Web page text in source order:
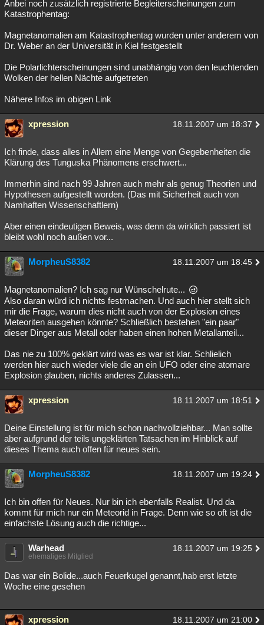
Anbei noch zusätzlich registrierte Begleiterscheinungen zum
Katastrophentag:
Magnetanomalien am Katastrophentag wurden unter anderem von
Dr. Weber an der Universität in Kiel festgestellt
Die Polarlichterscheinungen sind unabhängig von den leuchtenden
Wolken der hellen Nächte aufgetreten
Nähere Infos im obigen Link
xpression 18.11.2007 um 18:37
Ich finde, dass alles in Allem eine Menge von Gegebenheiten die
Klärung des Tunguska Phänomens erschwert...
Immerhin sind nach 99 Jahren auch mehr als genug Theorien und
Hypothesen aufgestellt worden. (Das mit Sicherheit auch von
Namhaften Wissenschaftlern)
Aber einen eindeutigen Beweis, was denn da wirklich passiert ist
bleibt wohl noch außen vor...
MorpheuS8382 18.11.2007 um 18:45
Magnetanomalien? Ich sag nur Wünschelrute...
Also daran würd ich nichts festmachen. Und auch hier stellt sich
mir die Frage, warum dies nicht auch von der Explosion eines
Meteoriten ausgehen könnte? Schließlich bestehen "ein paar"
dieser Dinger aus Metall oder haben einen hohen Metallanteil...
Das nie zu 100% geklärt wird was es war ist klar. Schlielich
werden hier auch wieder viele die an ein UFO oder eine atomare
Explosion glauben, nichts anderes Zulassen...
xpression 18.11.2007 um 18:51
Deine Einstellung ist für mich schon nachvollziehbar... Man sollte
aber aufgrund der teils ungeklärten Tatsachen im Hinblick auf
dieses Thema auch offen für neues sein.
MorpheuS8382 18.11.2007 um 19:24
Ich bin offen für Neues. Nur bin ich ebenfalls Realist. Und da
kommt für mich nur ein Meteorid in Frage. Denn wie so oft ist die
einfachste Lösung auch die richtige...
Warhead 18.11.2007 um 19:25
ehemaliges Mitglied
Das war ein Bolide...auch Feuerkugel genannt,hab erst letzte
Woche eine gesehen
xpression 18.11.2007 um 21:00